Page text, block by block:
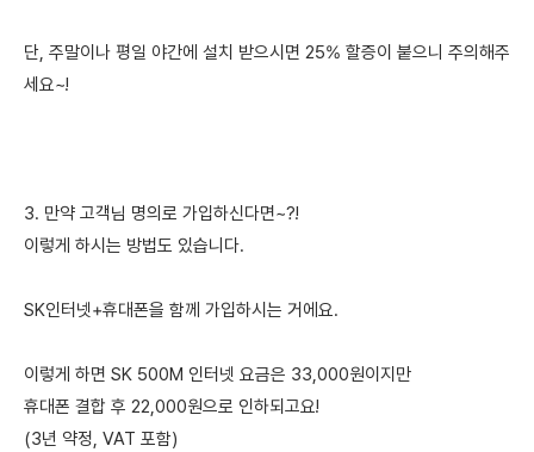
단, 주말이나 평일 야간에 설치 받으시면 25% 할증이 붙으니 주의해주
세요~!
3. 만약 고객님 명의로 가입하신다면~?!
이렇게 하시는 방법도 있습니다.
SK인터넷+휴대폰을 함께 가입하시는 거에요.
이렇게 하면 SK 500M 인터넷 요금은 33,000원이지만
휴대폰 결합 후 22,000원으로 인하되고요!
(3년 약정, VAT 포함)